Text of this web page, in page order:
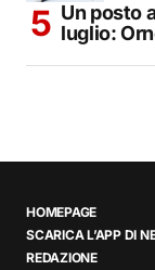
Un posto
luglio:
HOMEPAGE
SCARICA L’APP DI
REDAZIONE